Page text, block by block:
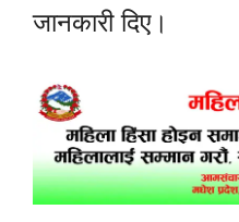
जानकारी दिए।